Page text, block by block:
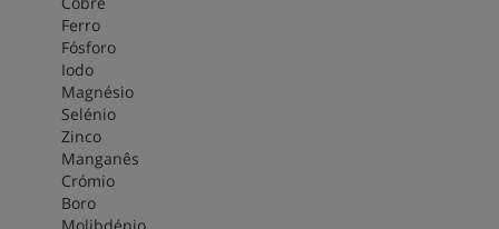
Ferro
Fósforo
Iodo
Magnésio
Selénio
Zinco
Manganês
Crómio
Boro
Molibdénio